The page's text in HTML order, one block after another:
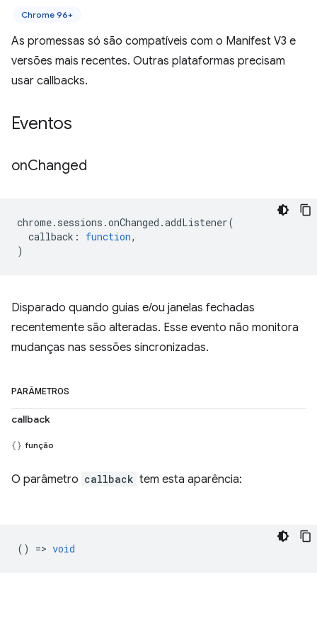
Chrome 96+
As promessas só são compatíveis com o Manifest V3 e
versões mais recentes. Outras plataformas precisam
usar callbacks.
Eventos
onChanged
chrome. sessions .onChanged .addListener(
callback : function,
)
Disparado quando guias e/ou janelas fechadas
recentemente são alteradas. Esse evento não monitora
mudanças nas sessões sincronizadas.
PARÂMETROS
callback
função
O parâmetro callback tem esta aparência:
() => void